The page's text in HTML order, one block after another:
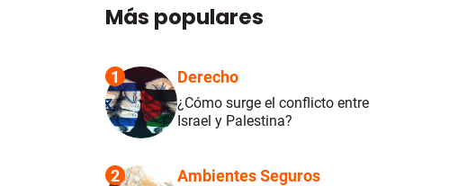
Más populares
1 Derecho
¿Cómo surge el conflicto entre
Israel y Palestina?
2 Ambientes Seguros